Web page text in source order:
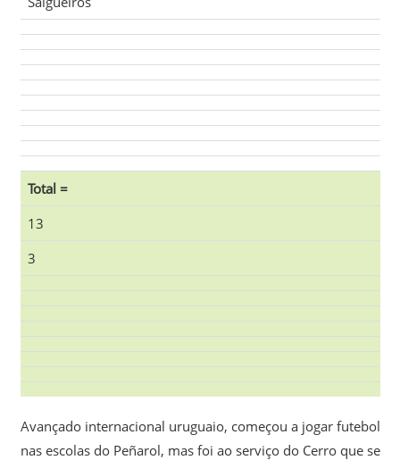
Total =
13
3
Avançado internacional uruguaio, começou a jogar futebol
nas escolas do Peñarol, mas foi ao serviço do Cerro que se